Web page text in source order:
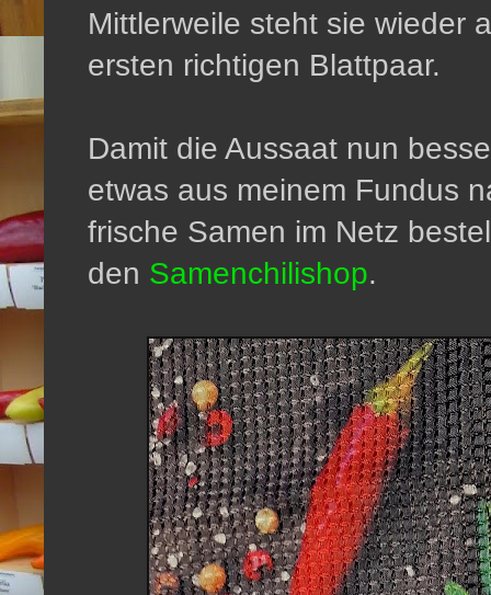
Mittlerweile steht sie wieder
ersten richtigen Blattpaar.
Damit die Aussaat nun
etwas aus meinem Fundus
frische Samen im Netz
den Samenchilishop.